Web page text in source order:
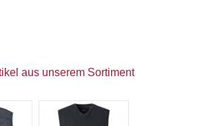
aus unserem Sortiment